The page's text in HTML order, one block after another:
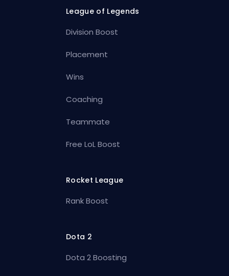
League of Legends
Division Boost
Placement
Wins
Coaching
Teammate
Free LoL Boost
Rocket League
Rank Boost
Dota 2
Dota 2 Boosting